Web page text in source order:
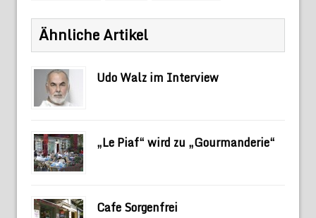
Ähnliche Artikel
Udo Walz im Interview
„Le Piaf“ wird zu „Gourmanderie“
Cafe Sorgenfrei